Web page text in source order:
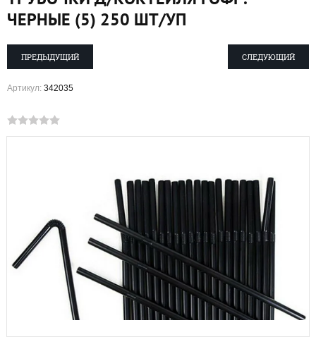
ЧЕРНЫЕ (5) 250 ШТ/УП
ПРЕДЫДУЩИЙ СЛЕДУЮЩИЙ
Артикул: 342035